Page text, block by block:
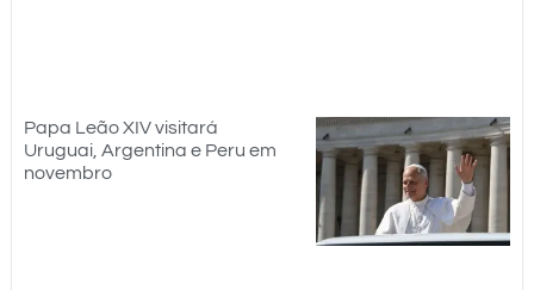
Papa Leão XIV visitará
Uruguai, Argentina e Peru em
novembro